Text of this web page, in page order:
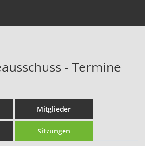
- Termine
Mitglieder
Sitzungen